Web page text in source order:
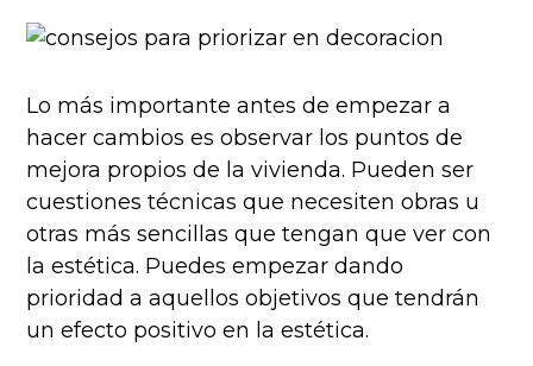
Lo más importante antes de empezar a
hacer cambios es observar los puntos de
mejora propios de la vivienda. Pueden ser
cuestiones técnicas que necesiten obras u
otras más sencillas que tengan que ver con
la estética. Puedes empezar dando
prioridad a aquellos objetivos que tendrán
un efecto positivo en la estética.